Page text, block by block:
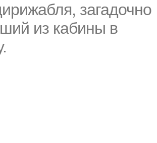
загадочно
из кабины в